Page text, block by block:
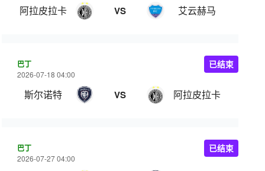
阿拉皮拉卡 VS 艾云赫马
巴丁
2026-07-18 04:00
斯尔诺特 VS 阿拉皮拉卡
已结束
巴丁
2026-07-27 04:00
已结束